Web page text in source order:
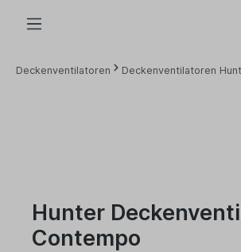
Deckenventilatoren Deckenventilatoren
Hunter
Contempo